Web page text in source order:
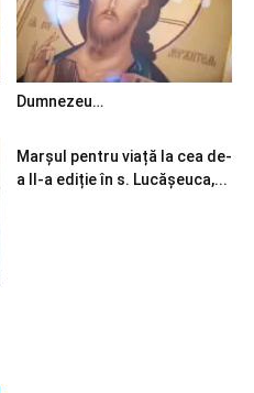
Dumnezeu…
Marșul pentru viață la cea de-
a II-a ediție în s. Lucășeuca,...